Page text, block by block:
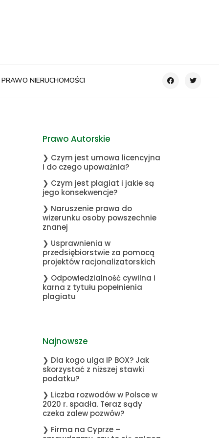
PRAWO NIERUCHOMOŚCI
Prawo Autorskie
❯ Czym jest umowa licencyjna
i do czego upoważnia?
❯ Czym jest plagiat i jakie są
jego konsekwencje?
❯ Naruszenie prawa do
wizerunku osoby powszechnie
znanej
❯ Usprawnienia w
przedsiębiorstwie za pomocą
projektów racjonalizatorskich
❯ Odpowiedzialność cywilna i
karna z tytułu popełnienia
plagiatu
Najnowsze
❯ Dla kogo ulga IP BOX? Jak
skorzystać z niższej stawki
podatku?
❯ Liczba rozwodów w Polsce w
2020 r. spadła. Teraz sądy
czeka zalew pozwów?
❯ Firma na Cyprze –